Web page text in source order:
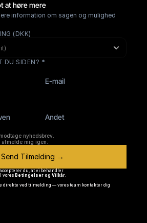
at høre mere
information om sagen og muligheden
(DKK)
DU SIDEN? *
E-mail
Andet
nyhedsbrev.
mig igen.
Send Tilmelding →
du, at vi behandler
vores Betingelser og Vilkår.
direkte ved tilmelding — vores team kontakter dig